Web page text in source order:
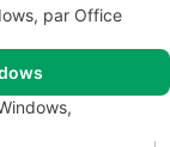
par Office